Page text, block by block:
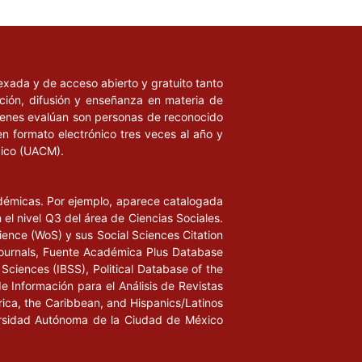
y de acceso abierto y gratuito tanto
difusión y enseñanza en materia de
evalúan son personas de reconocido
formato electrónico tres veces al año y
(UACM).
Por ejemplo, aparece catalogada
nivel Q3 del área de Ciencias Sociales.
(WoS) y sus Social Sciences Citation
Fuente Académica Plus Database
(IBSS), Political Database of the
Información para el Análisis de Revistas
the Caribbean, and Hispanics/Latinos
Autónoma de la Ciudad de México